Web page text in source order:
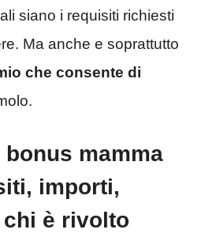
siano i requisiti richiesti
Ma anche e soprattutto
che consente di
bonus mamma
importi,
è rivolto